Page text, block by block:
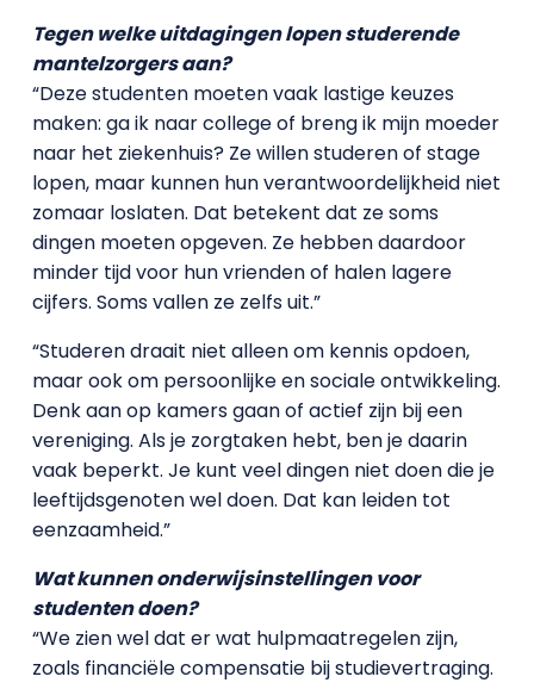
Tegen welke uitdagingen lopen studerende
mantelzorgers aan?
“Deze studenten moeten vaak lastige keuzes
maken: ga ik naar college of breng ik mijn moeder
naar het ziekenhuis? Ze willen studeren of stage
lopen, maar kunnen hun verantwoordelijkheid niet
zomaar loslaten. Dat betekent dat ze soms
dingen moeten opgeven. Ze hebben daardoor
minder tijd voor hun vrienden of halen lagere
cijfers. Soms vallen ze zelfs uit.”
“Studeren draait niet alleen om kennis opdoen,
maar ook om persoonlijke en sociale ontwikkeling.
Denk aan op kamers gaan of actief zijn bij een
vereniging. Als je zorgtaken hebt, ben je daarin
vaak beperkt. Je kunt veel dingen niet doen die je
leeftijdsgenoten wel doen. Dat kan leiden tot
eenzaamheid.”
Wat kunnen onderwijsinstellingen voor
studenten doen?
“We zien wel dat er wat hulpmaatregelen zijn,
zoals financiële compensatie bij studievertraging.